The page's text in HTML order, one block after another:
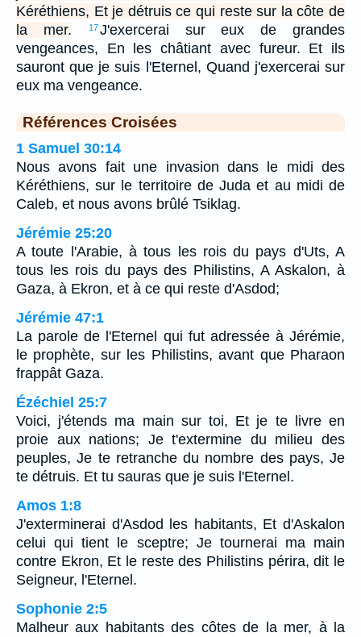
Kéréthiens, Et je détruis ce qui reste sur la côte de
la mer.
17J'exercerai sur eux de grandes
vengeances, En les châtiant avec fureur. Et ils
sauront que je suis l'Eternel, Quand j'exercerai sur
eux ma vengeance.
Références Croisées
1 Samuel 30:14
Nous avons fait une invasion dans le midi des
Kéréthiens, sur le territoire de Juda et au midi de
Caleb, et nous avons brûlé Tsiklag.
Jérémie 25:20
A toute l'Arabie, à tous les rois du pays d'Uts, A
tous les rois du pays des Philistins, A Askalon, à
Gaza, à Ekron, et à ce qui reste d'Asdod;
Jérémie 47:1
La parole de l'Eternel qui fut adressée à Jérémie,
le prophète, sur les Philistins, avant que Pharaon
frappât Gaza.
Ézéchiel 25:7
Voici, j'étends ma main sur toi, Et je te livre en
proie aux nations; Je t'extermine du milieu des
peuples, Je te retranche du nombre des pays, Je
te détruis. Et tu sauras que je suis l'Eternel.
Amos 1:8
J'exterminerai d'Asdod les habitants, Et d'Askalon
celui qui tient le sceptre; Je tournerai ma main
contre Ekron, Et le reste des Philistins périra, dit le
Seigneur, l'Eternel.
Sophonie 2:5
Malheur aux habitants des côtes de la mer, à la